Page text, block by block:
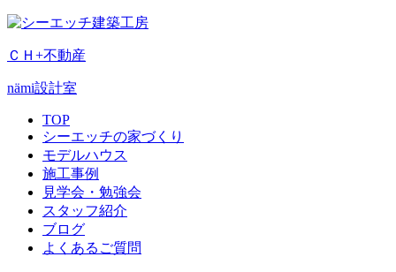
ＣＨ+不動産
nämi設計室
TOP
シーエッチの家づくり
モデルハウス
施工事例
見学会・勉強会
スタッフ紹介
ブログ
よくあるご質問